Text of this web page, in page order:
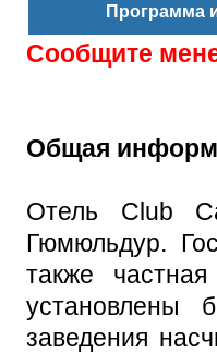
Программа
Сообщите
Общая
Отель Club
Гюмюльдур.
также
установлены
заведения